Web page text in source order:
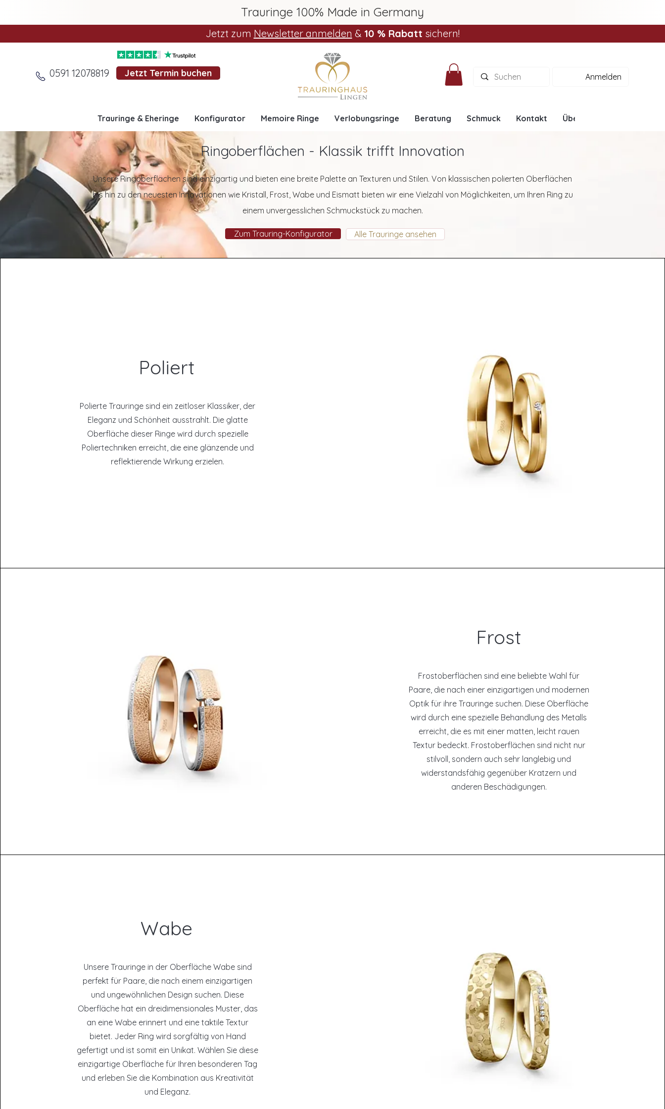
Trauringe 100% Made in Germany
Jetzt zum Newsletter anmelden & 10 % Rabatt sichern!
0591 12078819 Jetzt Termin buchen Anmelden
Trauringe & Eheringe Konfigurator Memoire Ringe Verlobungsringe Beratung Schmuck Kontakt Über uns
Ringoberflächen - Klassik trifft Innovation
Unsere Ringoberflächen sind einzigartig und bieten eine breite Palette an Texturen und Stilen. Von klassischen polierten Oberflächen
bis hin zu den neuesten Innovationen wie Kristall, Frost, Wabe und Eismatt bieten wir eine Vielzahl von Möglichkeiten, um Ihren Ring zu
einem unvergesslichen Schmuckstück zu machen.
Zum Trauring-Konfigurator Alle Trauringe ansehen
Poliert
Polierte Trauringe sind ein zeitloser Klassiker, der
Eleganz und Schönheit ausstrahlt. Die glatte
Oberfläche dieser Ringe wird durch spezielle
Poliertechniken erreicht, die eine glänzende und
reflektierende Wirkung erzielen.
Frost
Frostoberflächen sind eine beliebte Wahl für
Paare, die nach einer einzigartigen und modernen
Optik für ihre Trauringe suchen. Diese Oberfläche
wird durch eine spezielle Behandlung des Metalls
erreicht, die es mit einer matten, leicht rauen
Textur bedeckt. Frostoberflächen sind nicht nur
stilvoll, sondern auch sehr langlebig und
widerstandsfähig gegenüber Kratzern und
anderen Beschädigungen.
Wabe
Unsere Trauringe in der Oberfläche Wabe sind
perfekt für Paare, die nach einem einzigartigen
und ungewöhnlichen Design suchen. Diese
Oberfläche hat ein dreidimensionales Muster, das
an eine Wabe erinnert und eine taktile Textur
bietet. Jeder Ring wird sorgfältig von Hand
gefertigt und ist somit ein Unikat. Wählen Sie diese
einzigartige Oberfläche für Ihren besonderen Tag
und erleben Sie die Kombination aus Kreativität
und Eleganz.